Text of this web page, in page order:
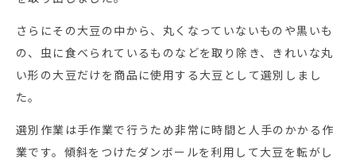
さらにその大豆の中から、丸くなっていないものや黒いも
の、虫に食べられているものなどを取り除き、きれいな丸
い形の大豆だけを商品に使用する大豆として選別しまし
た。
選別作業は手作業で行うため非常に時間と人手のかかる作
業です。傾斜をつけたダンボールを利用して大豆を転がし